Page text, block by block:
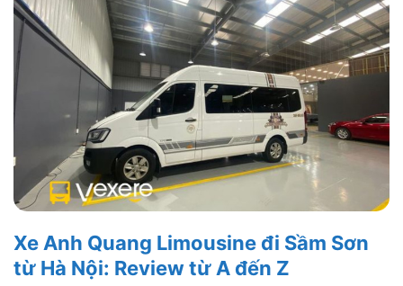
Xe Anh Quang Limousine đi Sầm Sơn
từ Hà Nội: Review từ A đến Z